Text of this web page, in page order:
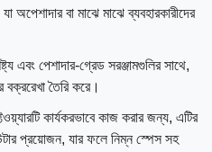
অপেশাদার বা মাঝে মাঝে ব্যবহারকারীদের
এবং পেশাদার-গ্রেড সরঞ্জামগুলির সাথে,
তৈরি করে।
কার্যকরভাবে কাজ করার জন্য, এটির
প্রয়োজন, যার ফলে নিম্ন স্পেস সহ